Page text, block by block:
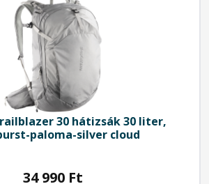
30 hátizsák 30 liter,
paloma-silver cloud
34 990 Ft